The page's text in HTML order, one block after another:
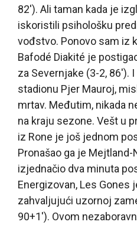
82′). Ali taman kada je
iskoristili psihološku
vođstvo. Ponovo sam iz
Bafodé Diakité je
za Severnjake (3-2, 86′).
stadionu Pjer Mauroj,
mrtav. Međutim, nikada
na kraju sezone. Vešt u
iz Rone je još jednom
Pronašao ga je Mejtland-
izjednačio dva minuta
Energizovan, Les Gones
zahvaljujući uzornoj
90+1′). Ovom